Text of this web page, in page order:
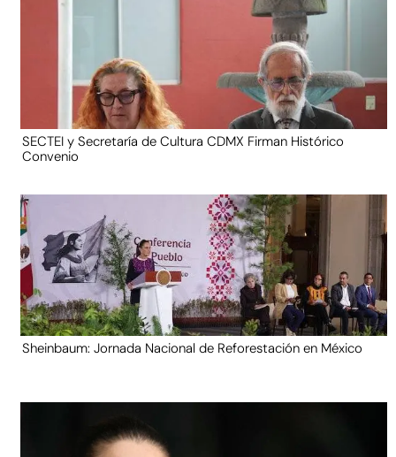
SECTEI y Secretaría de Cultura CDMX Firman Histórico
Convenio
Sheinbaum: Jornada Nacional de Reforestación en México